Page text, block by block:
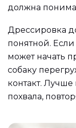
должна
Дрессировка
понятной.
может начать
собаку
контакт. Лучше
похвала,